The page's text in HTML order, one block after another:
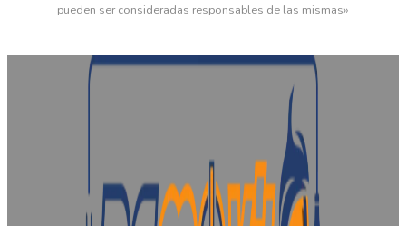
pueden ser consideradas responsables de las mismas»